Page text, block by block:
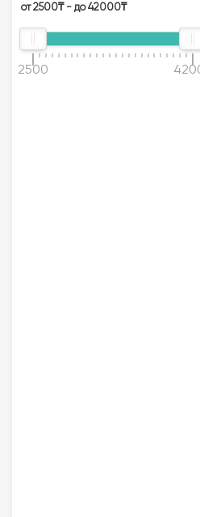
от 2500₸ - до 42000₸
2500